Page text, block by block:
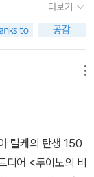
힘과 불멸성을 노
월할 수 있는 길임
을 미쳤습니다.
신화적 상징을 자
대사로 사용됩니
시어와 보편적
에게 깊은 영향을
작품들이 꽤나쉽
에아직도 턱없이 부
없게 되는긍정의
더보기
릴케의 탄생 150
디어 <두이노의 비